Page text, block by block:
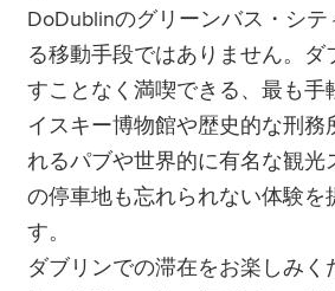
DoDublinのグリーンバス・シ
る移動手段ではありません。ダ
すことなく満喫できる、最も手
イスキー博物館や歴史的な刑務
れるパブや世界的に有名な観光
の停車地も忘れられない体験を
す。
ダブリンでの滞在をお楽しみく